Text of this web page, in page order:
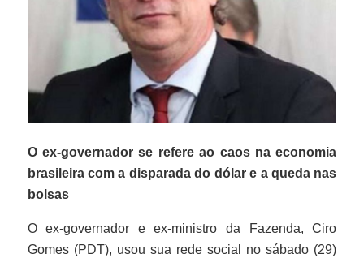
O ex-governador se refere ao caos na economia
brasileira com a disparada do dólar e a queda nas
bolsas
O ex-governador e ex-ministro da Fazenda, Ciro
Gomes (PDT), usou sua rede social no sábado (29)